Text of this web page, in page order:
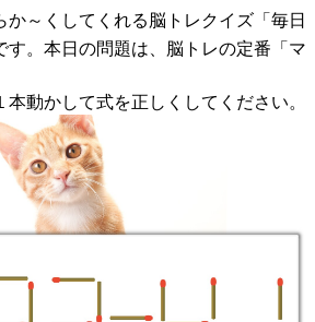
か～くしてくれる脳トレクイズ「毎日
す。本日の問題は、脳トレの定番「マ
本動かして式を正しくしてください。